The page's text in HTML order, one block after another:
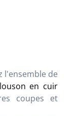
l'ensemble de
en cuir
coupes et